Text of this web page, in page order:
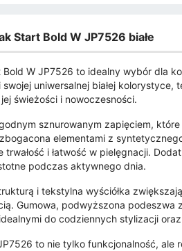
Start Bold W JP7526 białe
W JP7526 to idealny wybór dla
uniwersalnej białej kolorystyce,
świeżości i nowoczesności.
sznurowanym zapięciem,
elementami z
i łatwość w pielęgnacji.
podczas aktywnego dnia.
i tekstylna wyściółka
Gumowa, podwyższona podeszwa
do codziennych stylizacji
to nie tylko funkcjonalność,